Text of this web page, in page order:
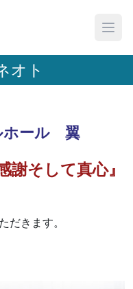
オト
ホール 翼
謝そして真心』
だきます。